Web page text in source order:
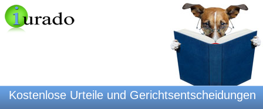
Kostenlose Urteile und Gerichtsentscheidungen